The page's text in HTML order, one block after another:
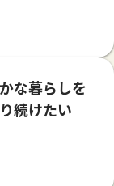
な暮らしを
続けたい